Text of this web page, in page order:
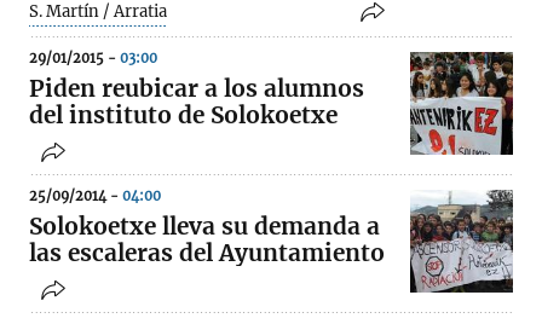
S. Martín / Arratia
29/01/2015 - 03:00
Piden reubicar a los alumnos
del instituto de Solokoetxe
25/09/2014 - 04:00
Solokoetxe lleva su demanda a
las escaleras del Ayuntamiento